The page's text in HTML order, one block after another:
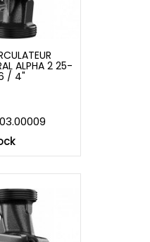
ALPHA 2 25-
/ 4"